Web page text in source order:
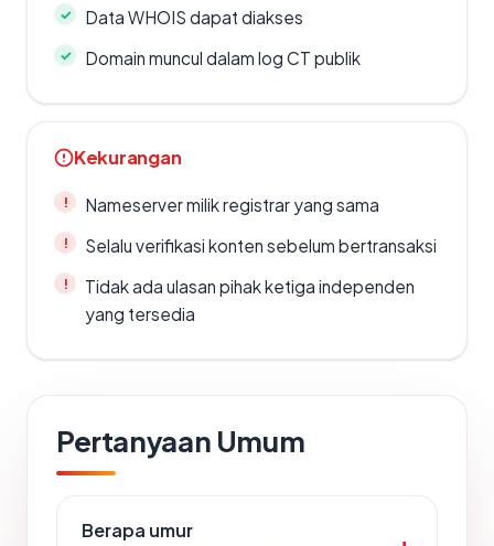
Data WHOIS dapat diakses
Domain muncul dalam log CT publik
Kekurangan
Nameserver milik registrar yang sama
Selalu verifikasi konten sebelum bertransaksi
Tidak ada ulasan pihak ketiga independen
yang tersedia
Pertanyaan Umum
Berapa umur